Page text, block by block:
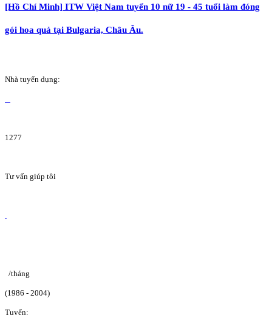
[Hồ Chí Minh] ITW Việt Nam tuyển 10 nữ 19 - 45 tuổi làm đóng
gói hoa quả tại Bulgaria, Châu Âu.
Nhà tuyển dụng:
1277
Tư vấn giúp tôi
/tháng
(1986 - 2004)
Tuyển: